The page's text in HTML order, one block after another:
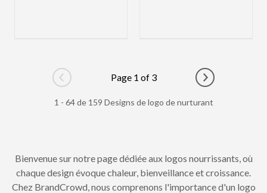
Go to previous page
Page 1 of 3
Go to next
1 - 64 de 159 Designs de logo de nurturant
Bienvenue sur notre page dédiée aux logos nourrissants, où
chaque design évoque chaleur, bienveillance et croissance.
Chez BrandCrowd, nous comprenons l'importance d'un logo